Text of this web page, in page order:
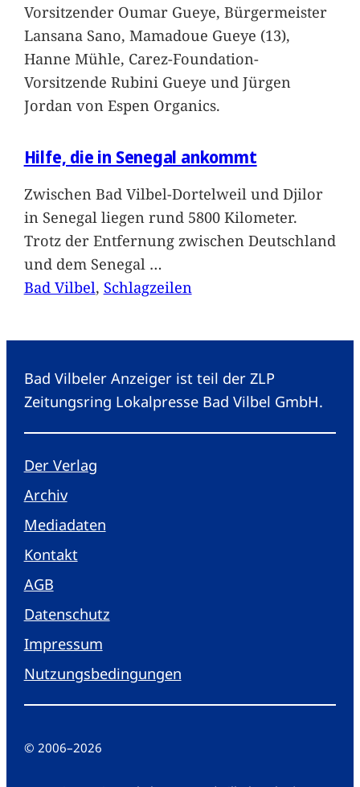
Vorsitzender Oumar Gueye, Bürgermeister
Lansana Sano, Mamadoue Gueye (13),
Hanne Mühle, Carez-Foundation-
Vorsitzende Rubini Gueye und Jürgen
Jordan von Espen Organics.
Hilfe, die in Senegal ankommt
Zwischen Bad Vilbel-Dortelweil und Djilor
in Senegal liegen rund 5800 Kilometer.
Trotz der Entfernung zwischen Deutschland
und dem Senegal …
Bad Vilbel, Schlagzeilen
Bad Vilbeler Anzeiger ist teil der ZLP
Zeitungsring Lokalpresse Bad Vilbel GmbH.
Der Verlag
Archiv
Mediadaten
Kontakt
AGB
Datenschutz
Impressum
Nutzungsbedingungen
© 2006–2026